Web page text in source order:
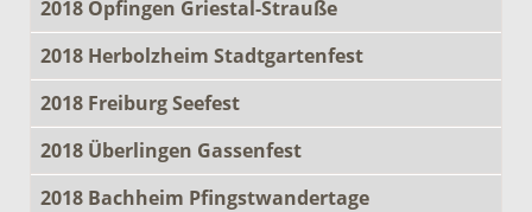
2018 Opfingen Griestal-Strauße
2018 Herbolzheim Stadtgartenfest
2018 Freiburg Seefest
2018 Überlingen Gassenfest
2018 Bachheim Pfingstwandertage